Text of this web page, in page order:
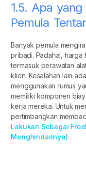
1.5. Apa
Pemula
Banyak pemula
pribadi. Padahal, harga
termasuk perawatan
klien. Kesalahan lain
menggunakan rumus
memiliki komponen
kerja mereka. Untuk
pertimbangkan
Lakukan Sebagai
Menghindarinya).